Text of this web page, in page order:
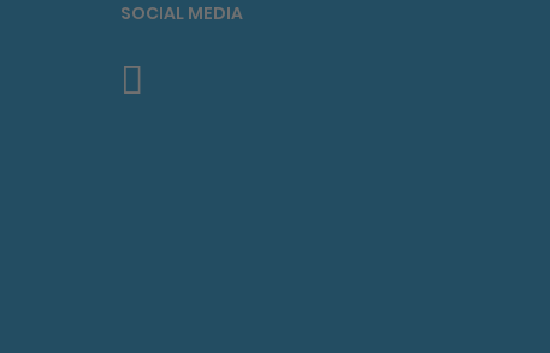
SOCIAL MEDIA